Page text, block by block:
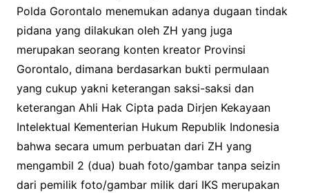
Polda Gorontalo menemukan adanya dugaan tindak
pidana yang dilakukan oleh ZH yang juga
merupakan seorang konten kreator Provinsi
Gorontalo, dimana berdasarkan bukti permulaan
yang cukup yakni keterangan saksi-saksi dan
keterangan Ahli Hak Cipta pada Dirjen Kekayaan
Intelektual Kementerian Hukum Republik Indonesia
bahwa secara umum perbuatan dari ZH yang
mengambil 2 (dua) buah foto/gambar tanpa seizin
dari pemilik foto/gambar milik dari IKS merupakan